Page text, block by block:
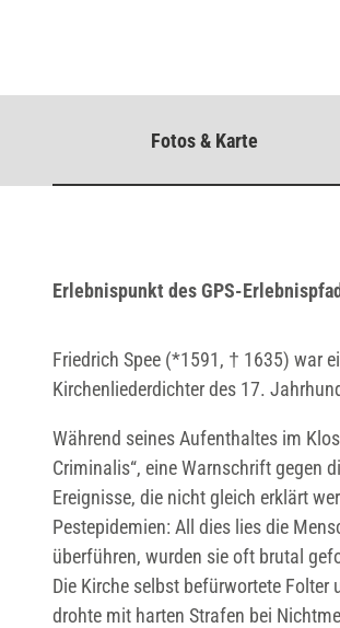
Fotos & Karte
Erlebnispunkt des GPS-
Friedrich Spee (*1591, † 1635) war
Kirchenliederdichter des 17.
Während seines Aufenthaltes im
Criminalis“, eine Warnschrift gegen
Ereignisse, die nicht gleich erklärt
Pestepidemien: All dies lies die
überführen, wurden sie oft brutal
Die Kirche selbst befürwortete
drohte mit harten Strafen bei